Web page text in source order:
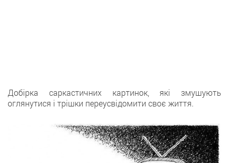
Добірка саркастичних картинок, які змушують
оглянутися і трішки переусвідомити своє життя.